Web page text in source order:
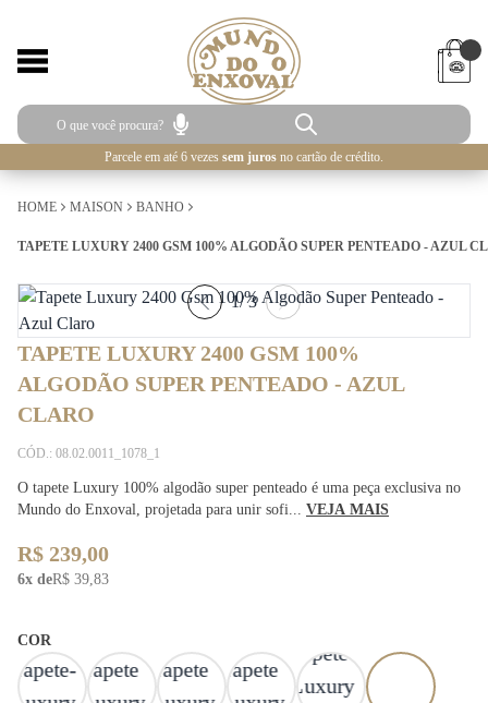
Parcele em até 6 vezes sem juros no cartão de crédito.
HOME MAISON BANHO
TAPETE LUXURY 2400 GSM 100% ALGODÃO SUPER PENTEADO - AZUL
1/3
TAPETE LUXURY 2400 GSM 100%
ALGODÃO SUPER PENTEADO - AZUL
CLARO
CÓD.: 08.02.0011_1078_1
O tapete Luxury 100% algodão super penteado é uma peça exclusiva no
Mundo do Enxoval, projetada para unir sofi... VEJA MAIS
R$ 239,00
6x deR$ 39,83
COR